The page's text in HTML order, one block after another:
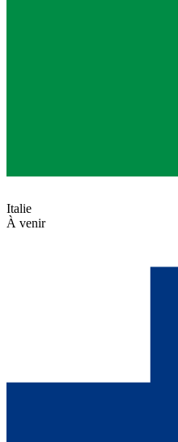
Italie
À venir